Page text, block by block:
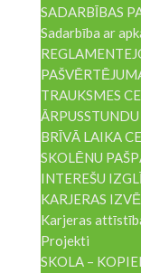
SADARBĪBAS
Sadarbība ar
TRAUKSMES
BRĪVĀ LAIKA
SKOLĒNU
INTEREŠU
KARJERAS
Karjeras
Projekti
SKOLA –